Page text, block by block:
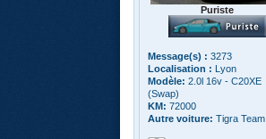
Puriste
Message(s) : 3273
Localisation : Lyon
Modèle: 2.0l 16v - C20XE
(Swap)
KM: 72000
Autre voiture: Tigra